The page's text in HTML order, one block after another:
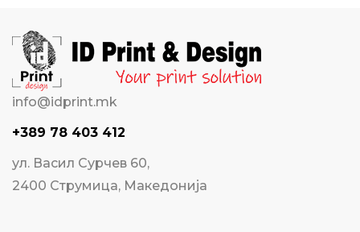
info@idprint.mk
+389 78 403 412
ул. Васил Сурчев 60,
2400 Струмица, Македонија